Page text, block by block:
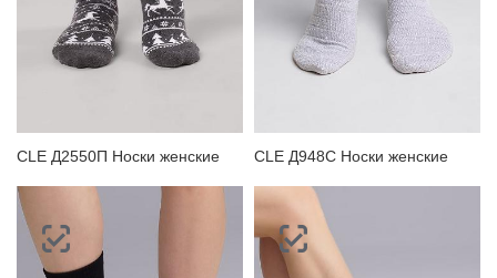
CLE Д2550П Носки женские CLE Д948С Носки женские